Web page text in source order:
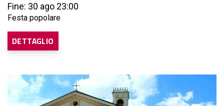
Fine: 30 ago 23:00
Festa popolare
DETTAGLIO